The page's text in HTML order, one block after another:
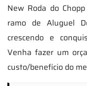
New Roda do
ramo de Aluguel
crescendo e
Venha fazer um
custo/benefício do